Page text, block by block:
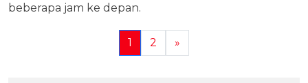
beberapa jam ke depan.
1 2 »